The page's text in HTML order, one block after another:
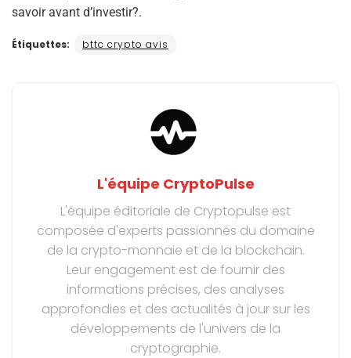
savoir avant d’investir?.
Étiquettes: bttc crypto avis
L'équipe CryptoPulse
L'équipe éditoriale de Cryptopulse est
composée d'experts passionnés du domaine
de la crypto-monnaie et de la blockchain.
Leur engagement est de fournir des
informations précises, des analyses
approfondies et des actualités à jour sur les
développements de l'univers de la
cryptographie.